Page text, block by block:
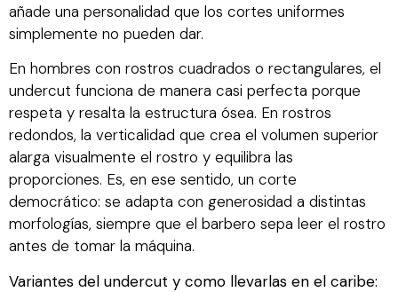
añade una personalidad que los cortes uniformes
simplemente no pueden dar.
En hombres con rostros cuadrados o rectangulares, el
undercut funciona de manera casi perfecta porque
respeta y resalta la estructura ósea. En rostros
redondos, la verticalidad que crea el volumen superior
alarga visualmente el rostro y equilibra las
proporciones. Es, en ese sentido, un corte
democrático: se adapta con generosidad a distintas
morfologías, siempre que el barbero sepa leer el rostro
antes de tomar la máquina.
Variantes del undercut y como llevarlas en el caribe: